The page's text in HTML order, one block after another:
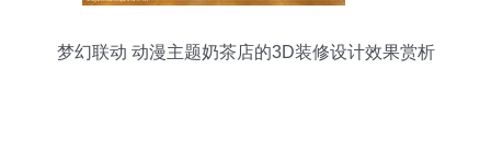
梦幻联动 动漫主题奶茶店的3D装修设计效果赏析